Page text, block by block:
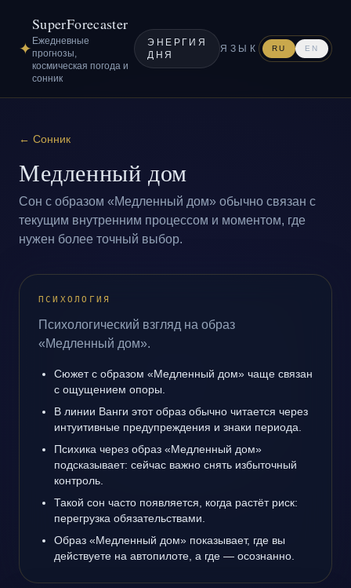
✦
SuperForecaster
Ежедневные
прогнозы,
космическая погода и
сонник
ЭНЕРГИЯ
ДНЯ
ЯЗЫК RU EN
← Сонник
Медленный дом
Сон с образом «Медленный дом» обычно связан с
текущим внутренним процессом и моментом, где
нужен более точный выбор.
ПСИХОЛОГИЯ
Психологический взгляд на образ
«Медленный дом».
Сюжет с образом «Медленный дом» чаще связан
с ощущением опоры.
В линии Ванги этот образ обычно читается через
интуитивные предупреждения и знаки периода.
Психика через образ «Медленный дом»
подсказывает: сейчас важно снять избыточный
контроль.
Такой сон часто появляется, когда растёт риск:
перегрузка обязательствами.
Образ «Медленный дом» показывает, где вы
действуете на автопилоте, а где — осознанно.